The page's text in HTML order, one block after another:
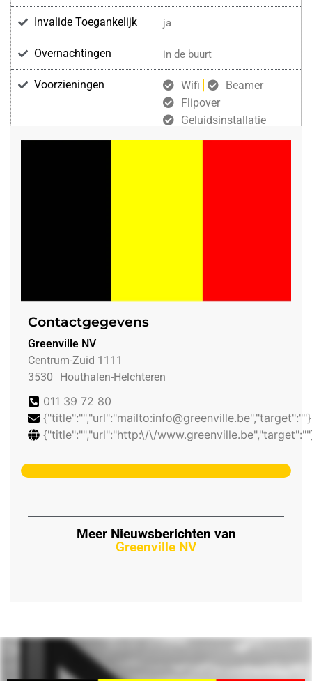
Invalide Toegankelijk ja
Overnachtingen in de buurt
Voorzieningen Wifi
Beamer
Flipover
Geluidsinstallatie
Microfoon
Contactgegevens
Greenville NV
Centrum-Zuid 1111
3530
Houthalen-Helchteren
011 39 72 80
{"title":"","url":"mailto:info@greenville.be","target":""}
{"title":"","url":"http:\/\/
Meer Nieuwsberichten van
Greenville NV